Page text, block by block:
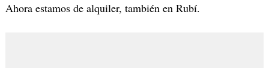
Ahora estamos de alquiler, también en Rubí.